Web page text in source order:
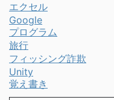
エクセル
Google
プログラム
旅行
フィッシング詐欺
Unity
覚え書き